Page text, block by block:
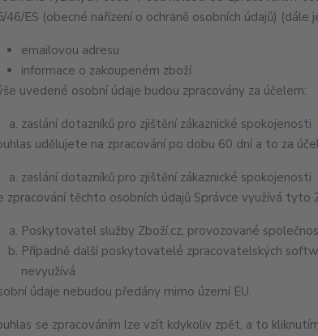
46/ES (obecné nařízení o ochraně osobních údajů) (dále
emailovou adresu
informace o zakoupeném zboží
uvedené osobní údaje budou zpracovány za účelem:
zaslání dotazníků pro zjištění zákaznické spokojenosti
udělujete na zpracování po dobu 60 dní a to za
zaslání dotazníků pro zjištění zákaznické spokojenosti
zpracování těchto osobních údajů Správce využívá tyto
Poskytovatel služby Zboží.cz, provozované
Případně další poskytovatelé zpracovatelských
nevyužívá
údaje nebudou předány mimo území EU.
se zpracováním lze vzít kdykoliv zpět, a to